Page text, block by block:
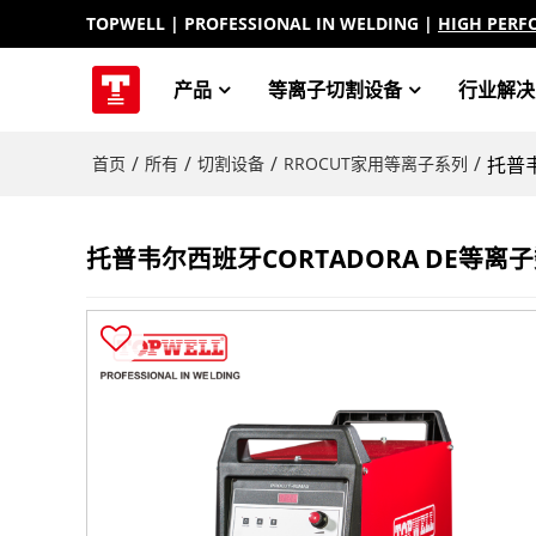
TOPWELL | PROFESSIONAL IN WELDING | HIGH
产品 等离子切割设备 行业解
首页 / 所有 / 切割设备 / RROCUT家用等离子系列 / 托普
托普韦尔西班牙CORTADORA DE等离